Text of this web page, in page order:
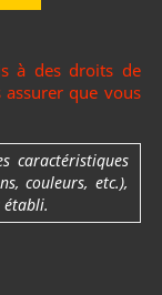
à des droits de
que vous
caractéristiques
couleurs, etc.),
établi.